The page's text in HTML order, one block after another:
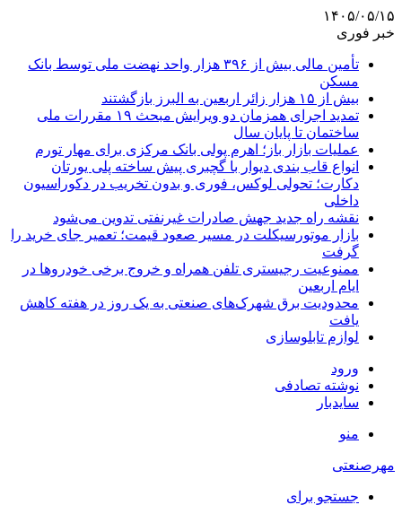
۱۴۰۵/۰۵/۱۵
خبر فوری
تأمین مالی بیش از ۳۹۶ هزار واحد نهضت ملی توسط بانک
مسکن
بیش از ۱۵ هزار زائر اربعین به البرز بازگشتند
تمدید اجرای همزمان دو ویرایش مبحث ۱۹ مقررات ملی
ساختمان تا پایان سال
عملیات بازار باز؛ اهرم پولی بانک مرکزی برای مهار تورم
انواع قاب بندی دیوار با گچبری پیش ساخته پلی یورتان
دکارت؛ تحولی لوکس، فوری و بدون تخریب در دکوراسیون
داخلی
نقشه راه جدید جهش صادرات غیرنفتی تدوین می‌شود
بازار موتورسیکلت در مسیر صعود قیمت؛ تعمیر جای خرید را
گرفت
ممنوعیت رجیستری تلفن همراه و خروج برخی خودروها در
ایام اربعین
محدودیت برق شهرک‌های صنعتی به یک روز در هفته کاهش
یافت
لوازم تابلوسازی
ورود
نوشته تصادفی
سایدبار
منو
مهرصنعتی
جستجو برای